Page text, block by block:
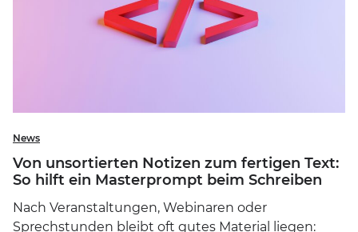
News
Von unsortierten Notizen zum fertigen Text:
So hilft ein Masterprompt beim Schreiben
Nach Veranstaltungen, Webinaren oder
Sprechstunden bleibt oft gutes Material liegen: